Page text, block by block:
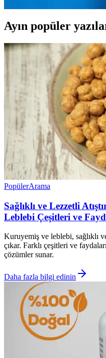
Ayın popüler
PopülerArama
Sağlıklı ve Lezzetli
Leblebi Çeşitleri ve
Kuruyemiş ve leblebi, sağlıklı
çıkar. Farklı çeşitleri ve
çözümler sunar.
Daha fazla bilgi edinin